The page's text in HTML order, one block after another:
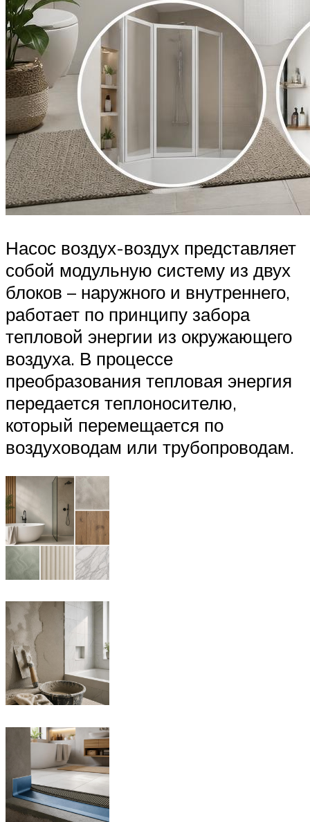
Насос воздух-воздух представляет
собой модульную систему из двух
блоков – наружного и внутреннего,
работает по принципу забора
тепловой энергии из окружающего
воздуха. В процессе
преобразования тепловая энергия
передается теплоносителю,
который перемещается по
воздуховодам или трубопроводам.